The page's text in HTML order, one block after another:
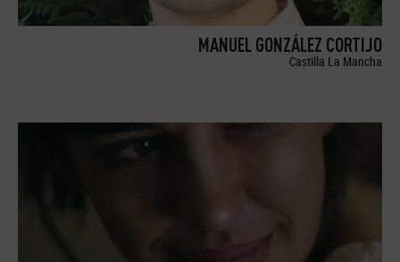
MANUEL GONZÁLEZ CORTIJO
Castilla La Mancha